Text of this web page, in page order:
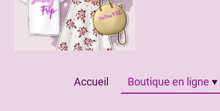
Accueil Boutique en ligne